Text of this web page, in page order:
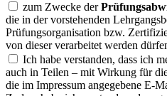
zum Zwecke der
die in der vorstehenden
Prüfungsorganisation bzw.
von dieser verarbeitet werden
Ich habe verstanden, dass ich
auch in Teilen – mit Wirkung für
die im Impressum angegebene E-